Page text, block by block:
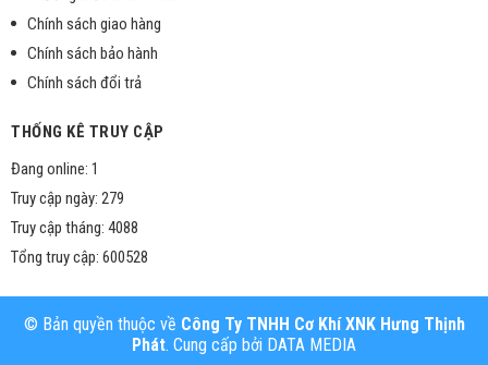
Chính sách giao hàng
Chính sách bảo hành
Chính sách đổi trả
THỐNG KÊ TRUY CẬP
Đang online: 1
Truy cập ngày: 279
Truy cập tháng: 4088
Tổng truy cập: 600528
© Bản quyền thuộc về Công Ty TNHH Cơ Khí XNK Hưng Thịnh
Phát. Cung cấp bởi DATA MEDIA